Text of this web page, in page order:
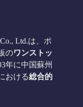
Ltd.は、ポ
のワンストッ
年に中国蘇州
おける総合的